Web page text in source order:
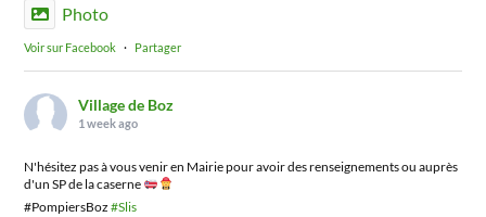
Photo
Voir sur Facebook · Partager
Village de Boz
1 week ago
N'hésitez pas à vous venir en Mairie pour avoir des renseignements ou auprès
d'un SP de la caserne
#PompiersBoz#Slis